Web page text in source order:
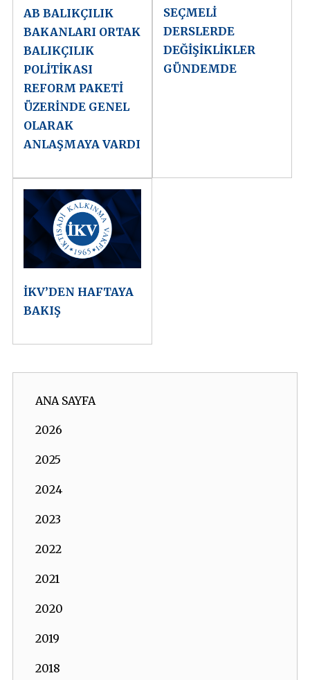
AB BALIKÇILIK
BAKANLARI ORTAK
BALIKÇILIK
POLİTİKASI
REFORM PAKETİ
ÜZERİNDE GENEL
OLARAK
ANLAŞMAYA VARDI
SEÇMELİ
DERSLERDE
DEĞİŞİKLİKLER
GÜNDEMDE
İKV’DEN HAFTAYA
BAKIŞ
ANA SAYFA
2026
2025
2024
2023
2022
2021
2020
2019
2018